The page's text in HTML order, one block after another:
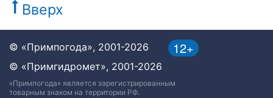
Вверх
12+
© «Примпогода», 2001-2026
© «Примгидромет», 2001-2026
«Примпогода» является зарегистрированным
товарным знаком на территории РФ.